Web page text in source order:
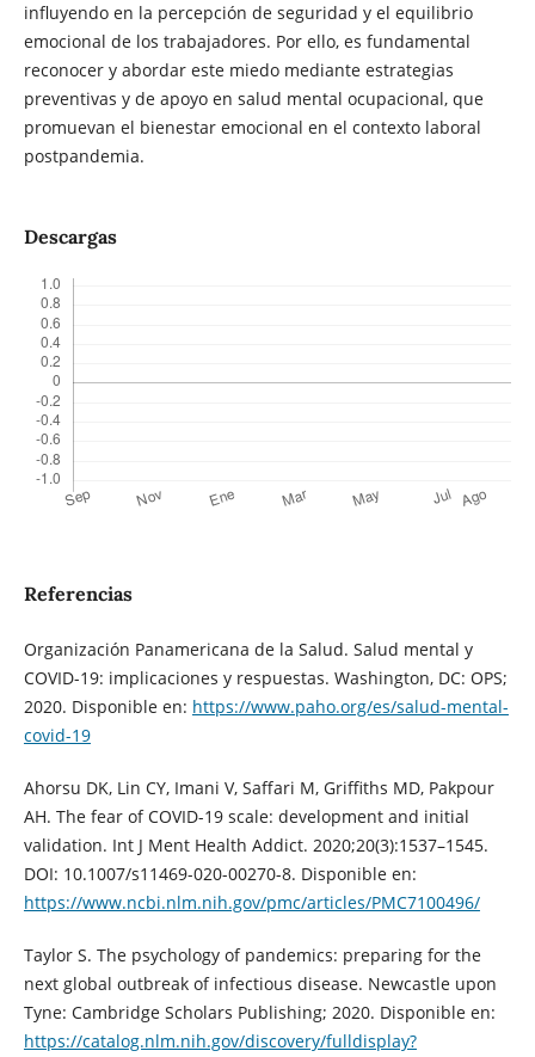
influyendo en la percepción de seguridad y el equilibrio
emocional de los trabajadores. Por ello, es fundamental
reconocer y abordar este miedo mediante estrategias
preventivas y de apoyo en salud mental ocupacional, que
promuevan el bienestar emocional en el contexto laboral
postpandemia.
Descargas
Referencias
Organización Panamericana de la Salud. Salud mental y
COVID-19: implicaciones y respuestas. Washington, DC: OPS;
2020. Disponible en: https://www.paho.org/es/salud-mental-
covid-19
Ahorsu DK, Lin CY, Imani V, Saffari M, Griffiths MD, Pakpour
AH. The fear of COVID-19 scale: development and initial
validation. Int J Ment Health Addict. 2020;20(3):1537–1545.
DOI: 10.1007/s11469-020-00270-8. Disponible en:
https://www.ncbi.nlm.nih.gov/pmc/articles/PMC7100496/
Taylor S. The psychology of pandemics: preparing for the
next global outbreak of infectious disease. Newcastle upon
Tyne: Cambridge Scholars Publishing; 2020. Disponible en:
https://catalog.nlm.nih.gov/discovery/fulldisplay?